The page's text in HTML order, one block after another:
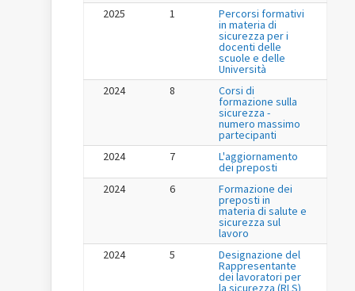
2025
1 Percorsi formativi
in materia di
sicurezza per i
docenti delle
scuole e delle
Università
2024
8 Corsi di
formazione sulla
sicurezza -
numero massimo
partecipanti
2024
7 L'aggiornamento
dei preposti
2024
6 Formazione dei
preposti in
materia di salute e
sicurezza sul
lavoro
2024
5 Designazione del
Rappresentante
dei lavoratori per
la sicurezza (RLS)